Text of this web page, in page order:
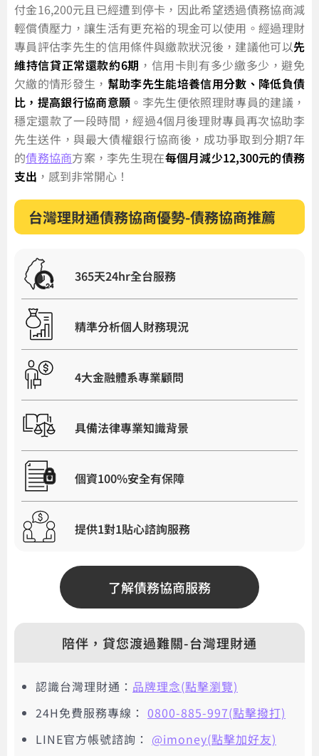
付金16,200元且已經遭到停卡，因此希望透過債務協商減
輕償債壓力，讓生活有更充裕的現金可以使用。經過理財
專員評估李先生的信用條件與繳款狀況後，建議他可以先
維持信貸正常還款約6期 ，信用卡則有多少繳多少，避免
欠繳的情形發生， 幫助李先生能培養信用分數、降低負債
比，提高銀行協商意願 。李先生便依照理財專員的建議，
穩定還款了一段時間，經過4個月後理財專員再次協助李
先生送件，與最大債權銀行協商後，成功爭取到分期7年
的債務協商方案，李先生現在每個月減少12,300元的債務
支出 ，感到非常開心！
台灣理財通債務協商優勢-債務協商推薦
365天24hr全台服務
精準分析個人財務現況
4大金融體系專業顧問
具備法律專業知識背景
個資100%安全有保障
提供1對1貼心諮詢服務
了解債務協商服務
陪伴，貸您渡過難關-台灣理財通
認識台灣理財通： 品牌理念(點擊瀏覽)
24H免費服務專線： 0800-885-997(點擊撥打)
LINE官方帳號諮詢： @imoney(點擊加好友)